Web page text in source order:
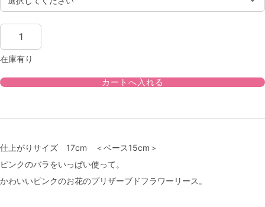
在庫有り
仕上がりサイズ 17cm ＜ベース15cm＞
ピンクのバラをいっぱい使って。
かわいいピンクのお花のプリザーブドフラワーリース。